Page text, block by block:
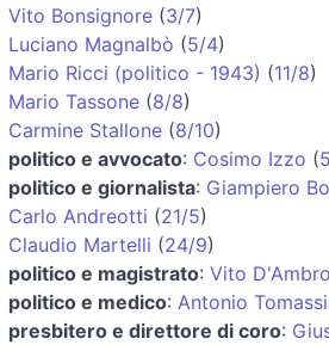
Vito Bonsignore (3/7)
Luciano Magnalbò (5/4)
Mario Ricci (politico - 1943) (11/8)
Mario Tassone (8/8)
Carmine Stallone (8/10)
politico e avvocato: Cosimo Izzo (
politico e giornalista: Giampiero
Carlo Andreotti (21/5)
Claudio Martelli (24/9)
politico e magistrato: Vito
politico e medico: Antonio
presbitero e direttore di coro: